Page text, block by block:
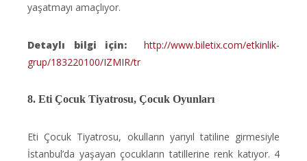
yaşatmayı amaçlıyor.
Detaylı bilgi için:
http://www.biletix.com/etkinlik-
grup/183220100/IZMIR/tr
8. Eti Çocuk Tiyatrosu, Çocuk Oyunları
Eti Çocuk Tiyatrosu, okulların yarıyıl tatiline girmesiyle
İstanbul’da yaşayan çocukların tatillerine renk katıyor. 4